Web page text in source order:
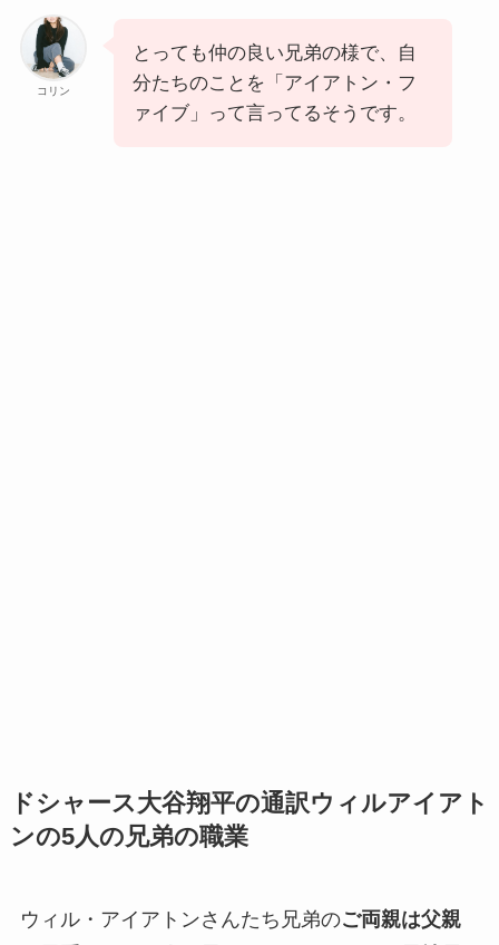
コリン
とっても仲の良い兄弟の様で、自
分たちのことを「アイアトン・フ
ァイブ」って言ってるそうです。
ドシャース大谷翔平の通訳ウィルアイアト
ンの5人の兄弟の職業
ウィル・アイアトンさんたち兄弟のご両親は父親